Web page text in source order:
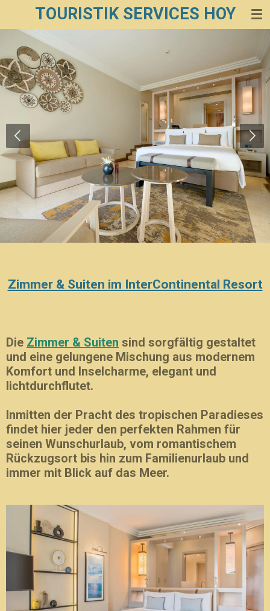
Hauptinhalt
springen
TOURISTIK SERVICES HOY
Zimmer & Suiten im InterContinental Resort
Die Zimmer & Suiten sind sorgfältig gestaltet
und eine gelungene Mischung aus modernem
Komfort und Inselcharme, elegant und
lichtdurchflutet.
Inmitten der Pracht des tropischen Paradieses
findet hier jeder den perfekten Rahmen für
seinen Wunschurlaub, vom romantischem
Rückzugsort bis hin zum Familienurlaub und
immer mit Blick auf das Meer.